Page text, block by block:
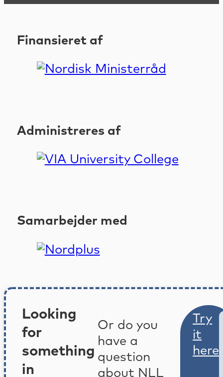
Finansieret af
Administreres af
Samarbejder med
Looking
for
something
in
Or do you
have a
question
about NLL
Try
it
here